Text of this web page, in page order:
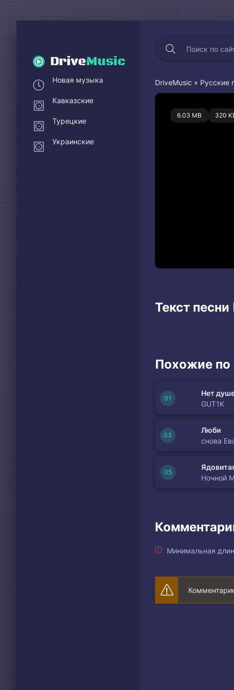
DriveMusic
DriveMusic » Русские
6.03 MB 320
0
Текст
Похожие по
Нет
GUT1K
Люби
снова
Ночной
Минимальная
Новая музыка
Кавказские
Турецкие
Украинские